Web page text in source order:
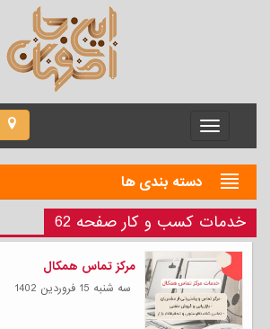
Menu
دسته بندی ها
خدمات کسب و کار صفحه 62
مرکز تماس همکال
سه شنبه 15 فروردين 1402